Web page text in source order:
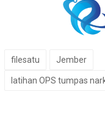
filesatu Jember
latihan OPS tumpas